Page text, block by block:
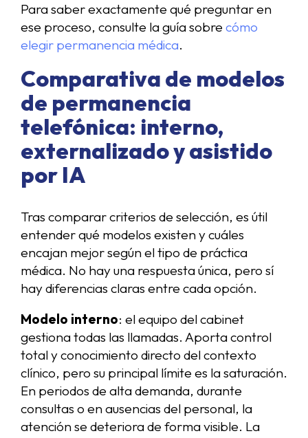
Para saber exactamente qué preguntar en
ese proceso, consulte la guía sobre cómo
elegir permanencia médica.
Comparativa de modelos
de permanencia
telefónica: interno,
externalizado y asistido
por IA
Tras comparar criterios de selección, es útil
entender qué modelos existen y cuáles
encajan mejor según el tipo de práctica
médica. No hay una respuesta única, pero sí
hay diferencias claras entre cada opción.
Modelo interno: el equipo del cabinet
gestiona todas las llamadas. Aporta control
total y conocimiento directo del contexto
clínico, pero su principal límite es la saturación.
En periodos de alta demanda, durante
consultas o en ausencias del personal, la
atención se deteriora de forma visible. La